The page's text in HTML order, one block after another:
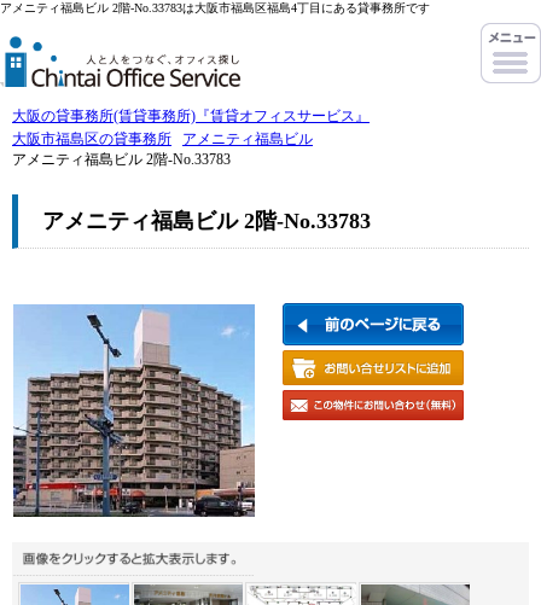
アメニティ福島ビル 2階-No.33783は大阪市福島区福島4丁目にある貸事務所です
大阪の貸事務所(賃貸事務所)『賃貸オフィスサービス』
大阪市福島区の貸事務所
アメニティ福島ビル
アメニティ福島ビル 2階-No.33783
アメニティ福島ビル 2階-No.33783